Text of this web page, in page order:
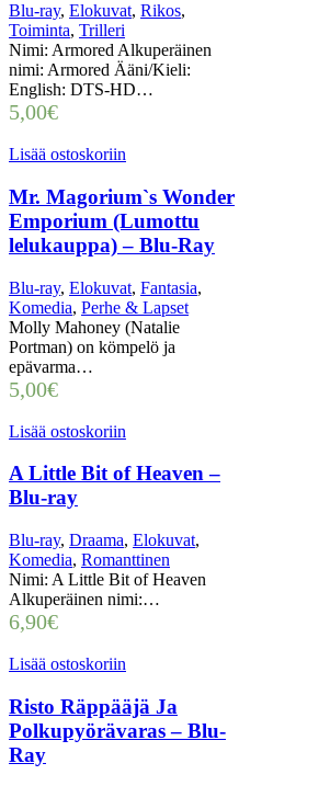
Blu-ray, Elokuvat, Rikos,
Toiminta, Trilleri
Nimi: Armored Alkuperäinen
nimi: Armored Ääni/Kieli:
English: DTS-HD…
5,00€
Lisää ostoskoriin
Mr. Magorium`s Wonder
Emporium (Lumottu
lelukauppa) – Blu-Ray
Blu-ray, Elokuvat, Fantasia,
Komedia, Perhe & Lapset
Molly Mahoney (Natalie
Portman) on kömpelö ja
epävarma…
5,00€
Lisää ostoskoriin
A Little Bit of Heaven –
Blu-ray
Blu-ray, Draama, Elokuvat,
Komedia, Romanttinen
Nimi: A Little Bit of Heaven
Alkuperäinen nimi:…
6,90€
Lisää ostoskoriin
Risto Räppääjä Ja
Polkupyörävaras – Blu-
Ray